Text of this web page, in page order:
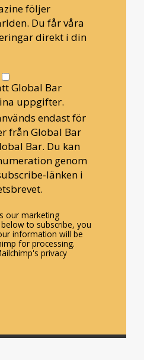
följer
Du får våra
direkt i din
Global Bar
uppgifter.
endast för
från Global Bar
Bar. Du kan
genom
länken i
our marketing
to subscribe, you
information will be
for processing.
privacy